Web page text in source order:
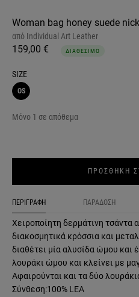
Woman bag honey suede
από Individual Art Leather
159,00 € ΔΙΑΘΕΣΙΜΟ
SIZE
OS
Μόνο 1 σε απόθεμα
ΠΡΟΣΘΗΚΗ
ΠΕΡΙΓΡΑΦΗ ΠΑΡΑΔΟΣΗ
Χειροποίητη δερμάτινη τσάντα
διακοσμητικά κρόσσια και
διαθέτει μία αλυσίδα ώμου και
λουράκι ώμου και κλείνει με
Αφαιρούνται και τα δύο
Σύνθεση:100% LEA